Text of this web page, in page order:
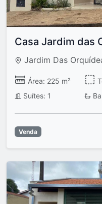
Casa Jardim das
Jardim Das
Área: 225 m²
Suítes: 1
Venda